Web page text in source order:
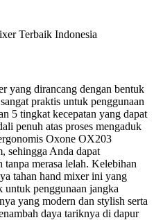
Terbaik Indonesia
yang dirancang dengan bentuk
praktis untuk penggunaan
5 tingkat kecepatan yang dapat
penuh atas proses mengaduk
Oxone OX203
sehingga Anda dapat
tanpa merasa lelah. Kelebihan
tahan hand mixer ini yang
penggunaan jangka
yang modern dan stylish serta
daya tariknya di dapur